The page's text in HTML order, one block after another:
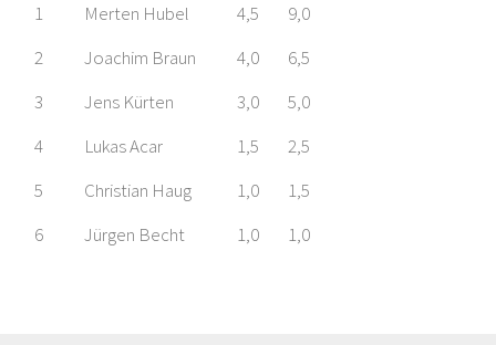
1
Merten Hubel 4,5
9,0
2
Joachim Braun 4,0
6,5
3
Jens Kürten 3,0
5,0
4
Lukas Acar 1,5
2,5
5
Christian Haug 1,0
1,5
6
Jürgen Becht 1,0 1,0